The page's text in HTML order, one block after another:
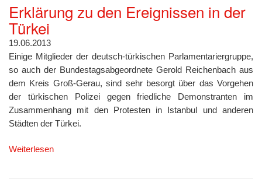
Erklärung zu den Ereignissen in der
Türkei
19.06.2013
Einige Mitglieder der deutsch-türkischen Parlamentariergruppe,
so auch der Bundestagsabgeordnete Gerold Reichenbach aus
dem Kreis Groß-Gerau, sind sehr besorgt über das Vorgehen
der türkischen Polizei gegen friedliche Demonstranten im
Zusammenhang mit den Protesten in Istanbul und anderen
Städten der Türkei.
Weiterlesen